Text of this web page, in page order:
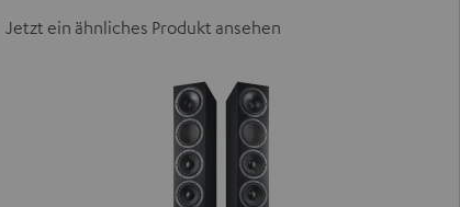
Jetzt ein ähnliches Produkt ansehen